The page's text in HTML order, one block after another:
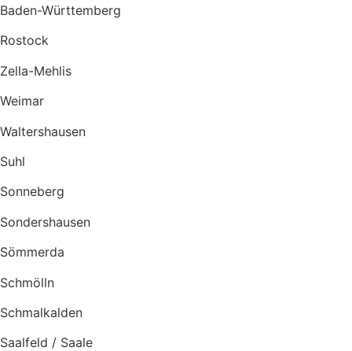
Baden-Württemberg
Rostock
Zella-Mehlis
Weimar
Waltershausen
Suhl
Sonneberg
Sondershausen
Sömmerda
Schmölln
Schmalkalden
Saalfeld / Saale